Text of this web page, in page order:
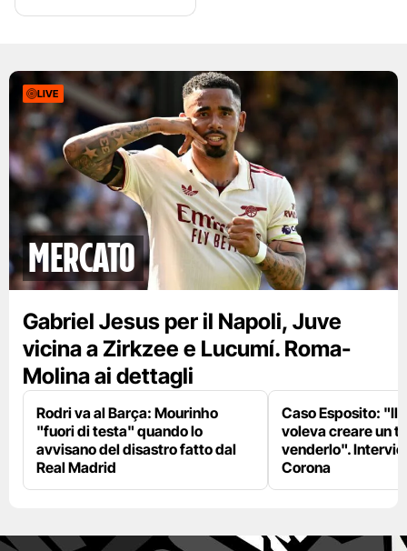
LIVE
mercato
Gabriel Jesus per il Napoli, Juve
vicina a Zirkzee e Lucumí. Roma-
Molina ai dettagli
Rodri va al Barça: Mourinho
"fuori di testa" quando lo
avvisano del disastro fatto dal
Real Madrid
Caso Esposito: "Il
voleva creare un
venderlo".
Corona